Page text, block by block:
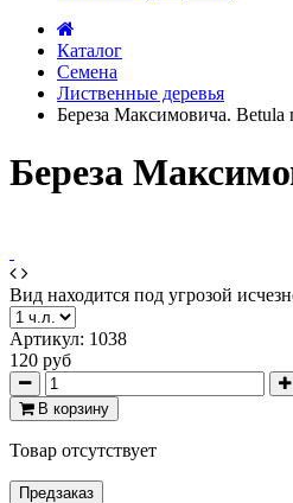
Каталог
Семена
Лиственные деревья
Береза Максимовича. Betula
Береза
Вид находится под угрозой
Артикул: 1038
120 руб
В корзину
Товар отсутствует
Предзаказ